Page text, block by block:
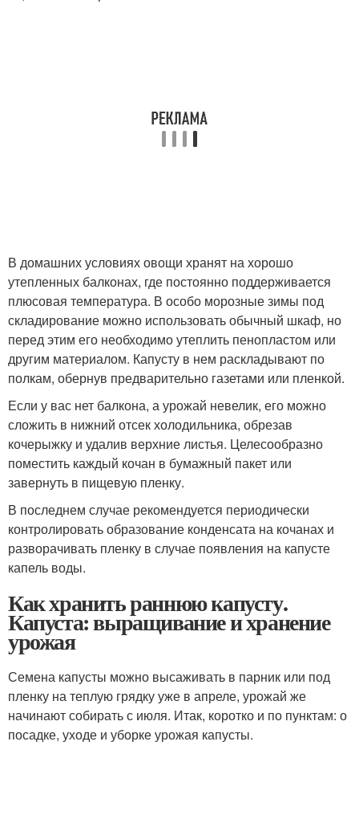
В домашних условиях овощи хранят на хорошо
утепленных балконах, где постоянно поддерживается
плюсовая температура. В особо морозные зимы под
складирование можно использовать обычный шкаф, но
перед этим его необходимо утеплить пенопластом или
другим материалом. Капусту в нем раскладывают по
полкам, обернув предварительно газетами или пленкой.
Если у вас нет балкона, а урожай невелик, его можно
сложить в нижний отсек холодильника, обрезав
кочерыжку и удалив верхние листья. Целесообразно
поместить каждый кочан в бумажный пакет или
завернуть в пищевую пленку.
В последнем случае рекомендуется периодически
контролировать образование конденсата на кочанах и
разворачивать пленку в случае появления на капусте
капель воды.
Как хранить раннюю капусту.
Капуста: выращивание и хранение
урожая
Семена капусты можно высаживать в парник или под
пленку на теплую грядку уже в апреле, урожай же
начинают собирать с июля. Итак, коротко и по пунктам: о
посадке, уходе и уборке урожая капусты.